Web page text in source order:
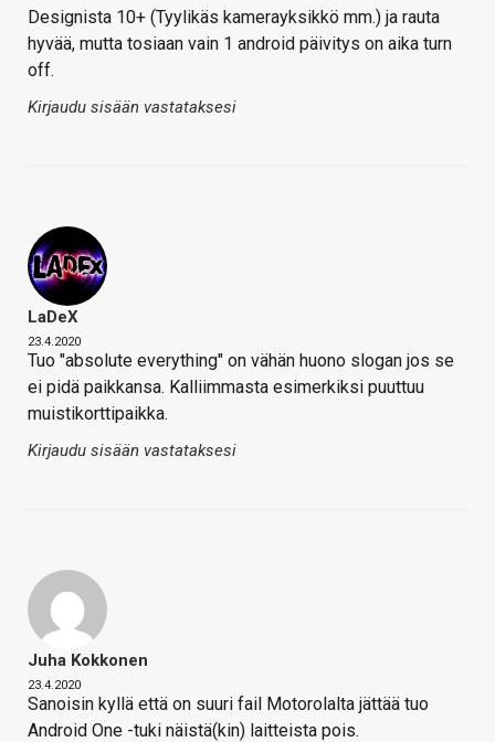
Designista 10+ (Tyylikäs kamerayksikkö mm.) ja rauta
hyvää, mutta tosiaan vain 1 android päivitys on aika turn
off.
Kirjaudu sisään vastataksesi
LaDeX
23.4.2020
Tuo "absolute everything" on vähän huono slogan jos se
ei pidä paikkansa. Kalliimmasta esimerkiksi puuttuu
muistikorttipaikka.
Kirjaudu sisään vastataksesi
Juha Kokkonen
23.4.2020
Sanoisin kyllä että on suuri fail Motorolalta jättää tuo
Android One -tuki näistä(kin) laitteista pois.